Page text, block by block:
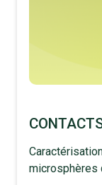
microsphères